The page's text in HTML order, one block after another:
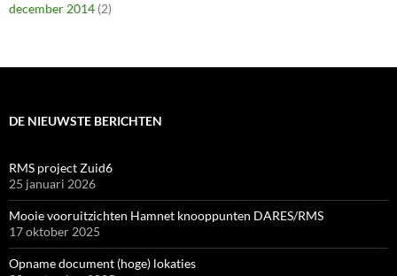
december 2014 (2)
DE NIEUWSTE BERICHTEN
RMS project Zuid6
25 januari 2026
Mooie vooruitzichten Hamnet knooppunten DARES/RMS
17 oktober 2025
Opname document (hoge) lokaties